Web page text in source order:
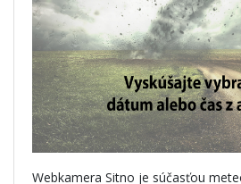
Webkamera Sitno je súčasťou